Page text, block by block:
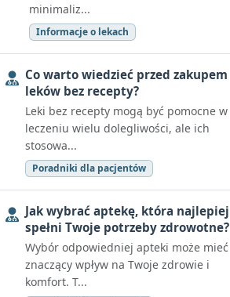
minimaliz...
Informacje o lekach
Co warto wiedzieć przed zakupem
leków bez recepty?
Leki bez recepty mogą być pomocne w
leczeniu wielu dolegliwości, ale ich
stosowa...
Poradniki dla pacjentów
Jak wybrać aptekę, która najlepiej
spełni Twoje potrzeby zdrowotne?
Wybór odpowiedniej apteki może mieć
znaczący wpływ na Twoje zdrowie i
komfort. T...